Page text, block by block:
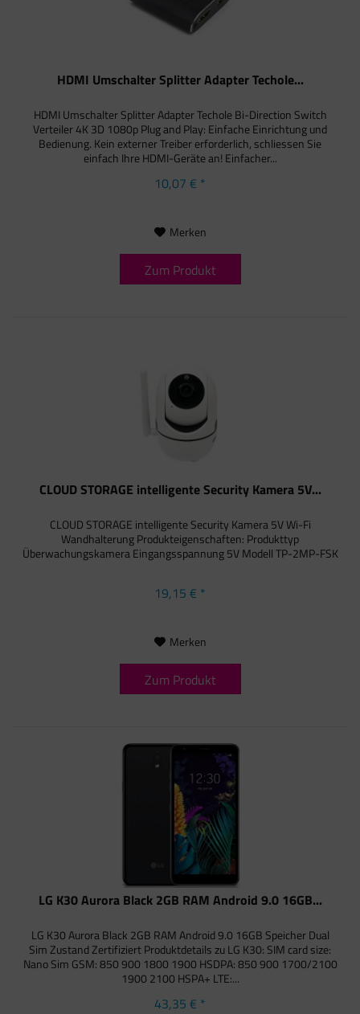
HDMI Umschalter Splitter Adapter Techole...
HDMI Umschalter Splitter Adapter Techole Bi-Direction Switch
Verteiler 4K 3D 1080p Plug and Play: Einfache Einrichtung und
Bedienung. Kein externer Treiber erforderlich, schliessen Sie
einfach Ihre HDMI-Geräte an! Einfacher...
10,07 € *
Merken
Zum Produkt
CLOUD STORAGE intelligente Security Kamera 5V...
CLOUD STORAGE intelligente Security Kamera 5V Wi-Fi
Wandhalterung Produkteigenschaften: Produkttyp
Überwachungskamera Eingangsspannung 5V Modell TP-2MP-FSK
19,15 € *
Merken
Zum Produkt
LG K30 Aurora Black 2GB RAM Android 9.0 16GB...
LG K30 Aurora Black 2GB RAM Android 9.0 16GB Speicher Dual
Sim Zustand Zertifiziert Produktdetails zu LG K30: SIM card size:
Nano Sim GSM: 850 900 1800 1900 HSDPA: 850 900 1700/2100
1900 2100 HSPA+ LTE:...
43,35 € *